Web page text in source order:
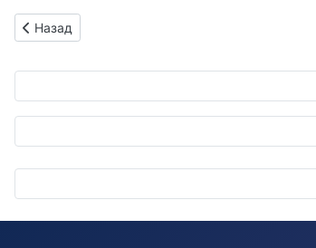
Предыдущий: Nexteer представляет DD-HWA:
Назад